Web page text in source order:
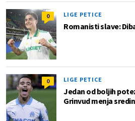
0 LIGE PETICE
Romanisti slave:
0 LIGE PETICE
Jedan od boljih
Grinvud menja